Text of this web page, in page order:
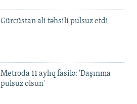
Gürcüstan ali təhsili pulsuz etdi
Metroda 11 aylıq fasilə: 'Daşınma
pulsuz olsun'